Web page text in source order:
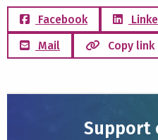
Facebook
Mail
Copy link
Support